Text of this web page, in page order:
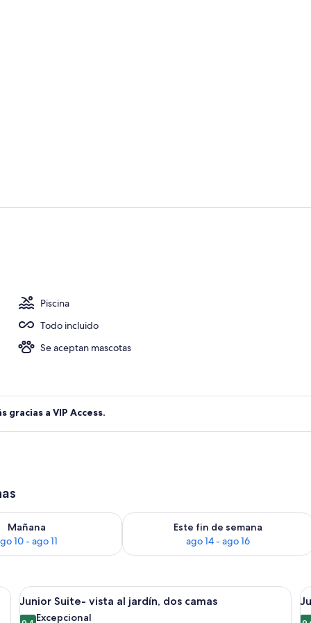
Piscina
Todo incluido
Se aceptan mascotas
a VIP Access.
10
Mañana
10 - ago 11
para mañana, ago 10 - ago 11
Este fin de semana
ago 14 - ago 16
Consulta la disponibilidad para este
una mesita redonda, un comedor con mesa y sillas, y un amplio ventanal
Abrir
todas
Un baño moderno con bañera, un
8
Junior Suite- vista al jardín, dos camas
Excepcional